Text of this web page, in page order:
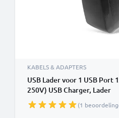
KABELS & ADAPTERS
USB Lader voor 1 USB Port
250V) USB Charger, Lader
(1